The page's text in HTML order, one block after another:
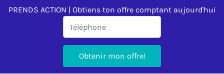
PRENDS ACTION | Obtiens ton offre comptant aujourd'hui